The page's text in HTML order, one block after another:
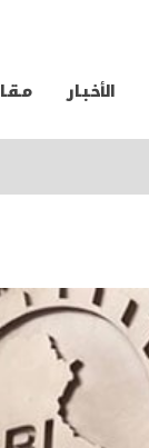
الأخـبـار